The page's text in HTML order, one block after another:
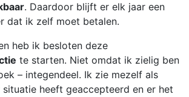
. Daardoor blijft er elk jaar een
dat ik zelf moet betalen.
heb ik besloten deze
te starten. Niet omdat ik zielig ben
– integendeel. Ik zie mezelf als
situatie heeft geaccepteerd en er het